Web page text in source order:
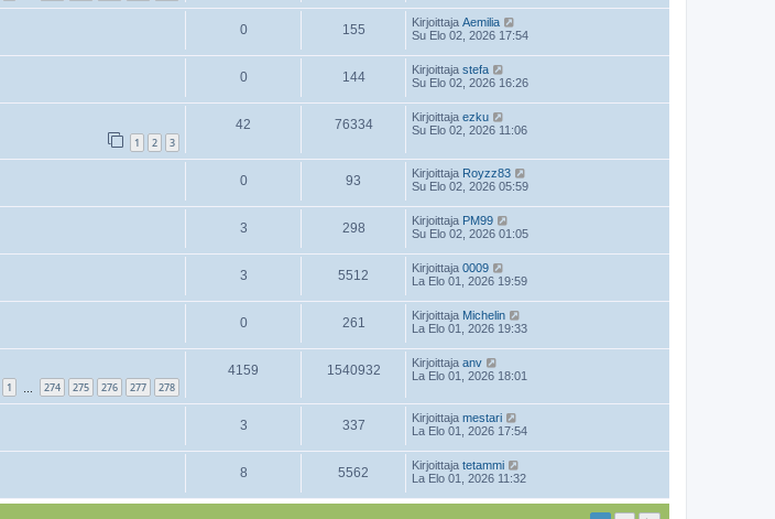
0 155 Kirjoittaja Aemilia
Su Elo 02, 2026 17:54
0 144 Kirjoittaja stefa
Su Elo 02, 2026 16:26
1 2 3
42 76334 Kirjoittaja ezku
Su Elo 02, 2026 11:06
0 93 Kirjoittaja Royzz83
Su Elo 02, 2026 05:59
3 298 Kirjoittaja PM99
Su Elo 02, 2026 01:05
3 5512 Kirjoittaja 0009
La Elo 01, 2026 19:59
0 261 Kirjoittaja Michelin
La Elo 01, 2026 19:33
1 274 275 276 277 278
4159 1540932 Kirjoittaja anv
La Elo 01, 2026 18:01
3 337 Kirjoittaja mestari
La Elo 01, 2026 17:54
8 5562 Kirjoittaja tetammi
La Elo 01, 2026 11:32